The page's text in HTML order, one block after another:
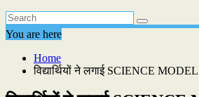
You are here
Home
विद्यार्थियों ने लगाई SCIENCE MODEL